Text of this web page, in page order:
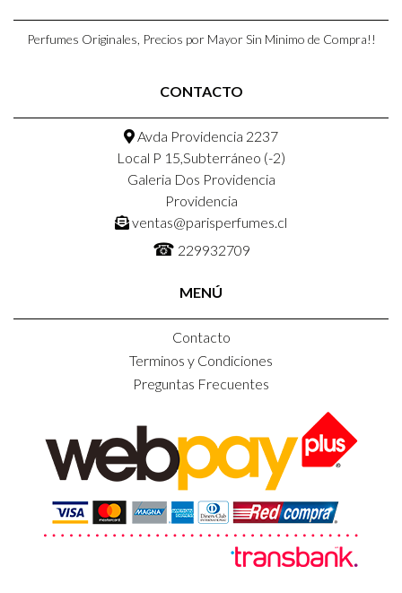
Perfumes Originales, Precios por Mayor Sin Minimo de Compra!!
CONTACTO
Avda Providencia 2237
Local P 15,Subterráneo (-2)
Galeria Dos Providencia
Providencia
ventas@parisperfumes.cl
☎ 229932709
MENÚ
Contacto
Terminos y Condiciones
Preguntas Frecuentes